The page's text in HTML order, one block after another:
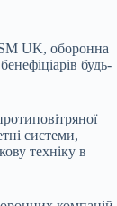
UK, оборонна
будь-
системи,
техніку в